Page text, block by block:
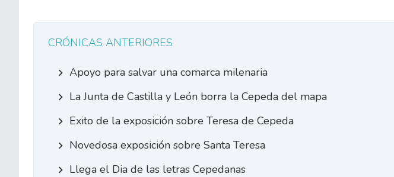
CRÓNICAS ANTERIORES
Apoyo para salvar una comarca milenaria
La Junta de Castilla y León borra la Cepeda del mapa
Exito de la exposición sobre Teresa de Cepeda
Novedosa exposición sobre Santa Teresa
Llega el Dia de las letras Cepedanas